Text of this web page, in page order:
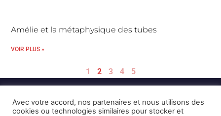
Amélie et la métaphysique des tubes
VOIR PLUS »
1 2 3 4 5
Avec votre accord, nos partenaires et nous utilisons des
cookies ou technologies similaires pour stocker et